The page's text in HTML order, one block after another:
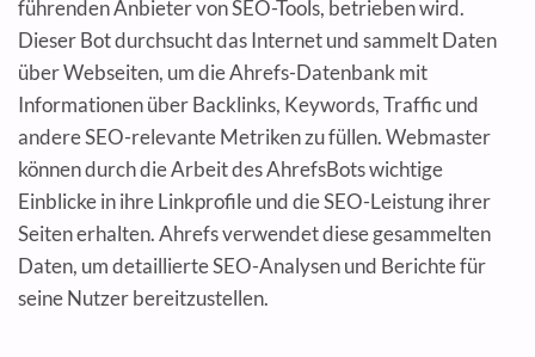
führenden Anbieter von SEO-Tools, betrieben wird.
Dieser Bot durchsucht das Internet und sammelt Daten
über Webseiten, um die Ahrefs-Datenbank mit
Informationen über Backlinks, Keywords, Traffic und
andere SEO-relevante Metriken zu füllen. Webmaster
können durch die Arbeit des AhrefsBots wichtige
Einblicke in ihre Linkprofile und die SEO-Leistung ihrer
Seiten erhalten. Ahrefs verwendet diese gesammelten
Daten, um detaillierte SEO-Analysen und Berichte für
seine Nutzer bereitzustellen.